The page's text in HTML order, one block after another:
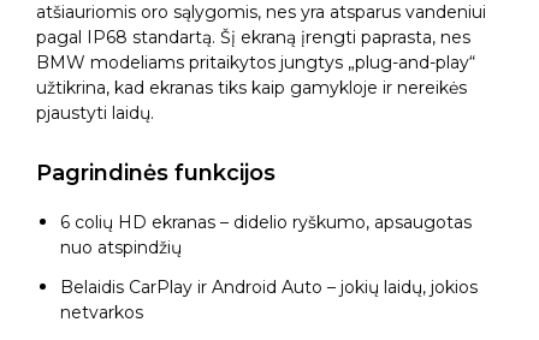
atšiauriomis oro sąlygomis, nes yra atsparus vandeniui
pagal IP68 standartą. Šį ekraną įrengti paprasta, nes
BMW modeliams pritaikytos jungtys „plug-and-play“
užtikrina, kad ekranas tiks kaip gamykloje ir nereikės
pjaustyti laidų.
Pagrindinės funkcijos
6 colių HD ekranas – didelio ryškumo, apsaugotas
nuo atspindžių
Belaidis CarPlay ir Android Auto – jokių laidų, jokios
netvarkos